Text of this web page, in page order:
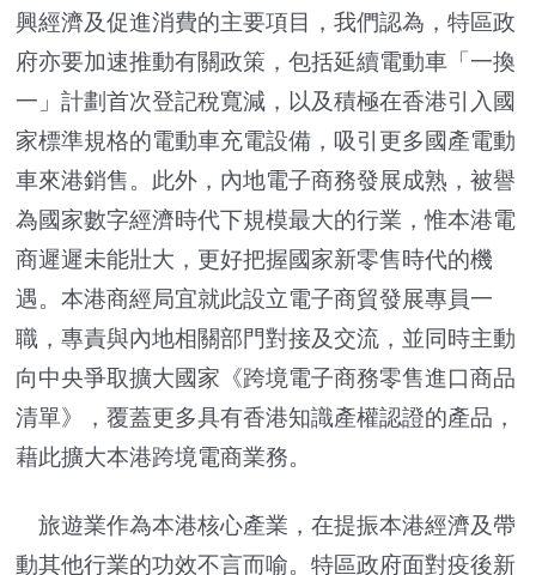
興經濟及促進消費的主要項目，我們認為，特區政
府亦要加速推動有關政策，包括延續電動車「一換
一」計劃首次登記稅寬減，以及積極在香港引入國
家標準規格的電動車充電設備，吸引更多國產電動
車來港銷售。此外，內地電子商務發展成熟，被譽
為國家數字經濟時代下規模最大的行業，惟本港電
商遲遲未能壯大，更好把握國家新零售時代的機
遇。本港商經局宜就此設立電子商貿發展專員一
職，專責與內地相關部門對接及交流，並同時主動
向中央爭取擴大國家《跨境電子商務零售進口商品
清單》，覆蓋更多具有香港知識產權認證的產品，
藉此擴大本港跨境電商業務。
旅遊業作為本港核心產業，在提振本港經濟及帶
動其他行業的功效不言而喻。特區政府面對疫後新